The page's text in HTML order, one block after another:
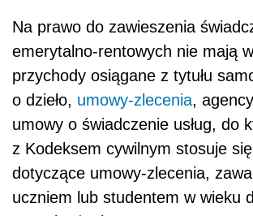
Na prawo do zawieszenia
emerytalno-rentowych nie mają
przychody osiągane z tytułu
o dzieło, umowy-zlecenia,
umowy o świadczenie usług, do
z Kodeksem cywilnym stosuje
dotyczące umowy-zlecenia,
uczniem lub studentem w wieku